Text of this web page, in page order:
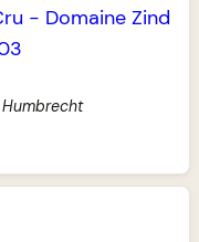
- Domaine Zind